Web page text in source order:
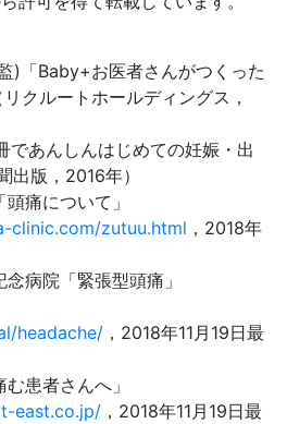
)「Baby+お医者さんがつくった
クルートホールディングス，
であんしんはじめての妊娠・出
出版，2016年）
痛について」
clinic.com/zutuu.html ，2018年
病院「緊張型頭痛」
headache/ ，2018年11月19日最
患者さんへ」
east.co.jp/ ，2018年11月19日最